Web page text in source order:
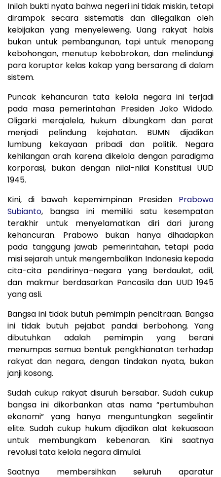
Inilah bukti nyata bahwa negeri ini tidak miskin, tetapi
dirampok secara sistematis dan dilegalkan oleh
kebijakan yang menyeleweng. Uang rakyat habis
bukan untuk pembangunan, tapi untuk menopang
kebohongan, menutup kebobrokan, dan melindungi
para koruptor kelas kakap yang bersarang di dalam
sistem.
Puncak kehancuran tata kelola negara ini terjadi
pada masa pemerintahan Presiden Joko Widodo.
Oligarki merajalela, hukum dibungkam dan parat
menjadi pelindung kejahatan. BUMN dijadikan
lumbung kekayaan pribadi dan politik. Negara
kehilangan arah karena dikelola dengan paradigma
korporasi, bukan dengan nilai-nilai Konstitusi UUD
1945.
Kini, di bawah kepemimpinan Presiden Prabowo
Subianto, bangsa ini memiliki satu kesempatan
terakhir untuk menyelamatkan diri dari jurang
kehancuran. Prabowo bukan hanya dihadapkan
pada tanggung jawab pemerintahan, tetapi pada
misi sejarah untuk mengembalikan Indonesia kepada
cita-cita pendirinya–negara yang berdaulat, adil,
dan makmur berdasarkan Pancasila dan UUD 1945
yang asli.
Bangsa ini tidak butuh pemimpin pencitraan. Bangsa
ini tidak butuh pejabat pandai berbohong. Yang
dibutuhkan adalah pemimpin yang berani
menumpas semua bentuk pengkhianatan terhadap
rakyat dan negara, dengan tindakan nyata, bukan
janji kosong.
Sudah cukup rakyat disuruh bersabar. Sudah cukup
bangsa ini dikorbankan atas nama “pertumbuhan
ekonomi” yang hanya menguntungkan segelintir
elite. Sudah cukup hukum dijadikan alat kekuasaan
untuk membungkam kebenaran. Kini saatnya
revolusi tata kelola negara dimulai.
Saatnya membersihkan seluruh aparatur